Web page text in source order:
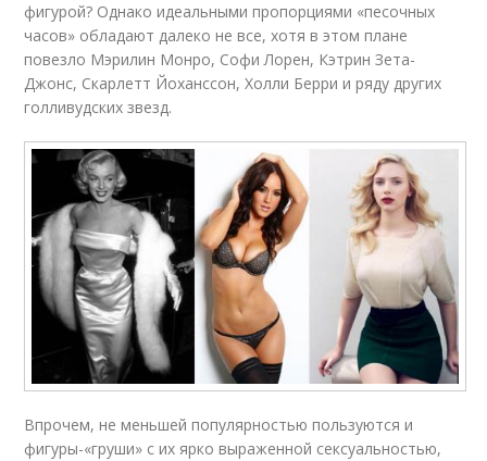
фигурой? Однако идеальными пропорциями «песочных
часов» обладают далеко не все, хотя в этом плане
повезло Мэрилин Монро, Софи Лорен, Кэтрин Зета-
Джонс, Скарлетт Йоханссон, Холли Берри и ряду других
голливудских звезд.
Впрочем, не меньшей популярностью пользуются и
фигуры-«груши» с их ярко выраженной сексуальностью,